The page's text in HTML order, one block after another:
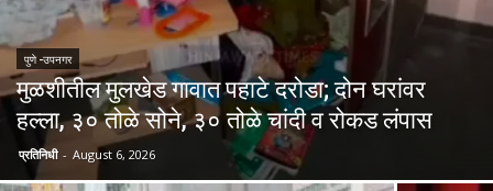
पुणे -उपनगर
मुळशीतील मुलखेड गावात पहाटे दरोडा; दोन घरांवर
हल्ला, ३० तोळे सोने, ३० तोळे चांदी व रोकड लंपास
प्रतिनिधी - August 6, 2026